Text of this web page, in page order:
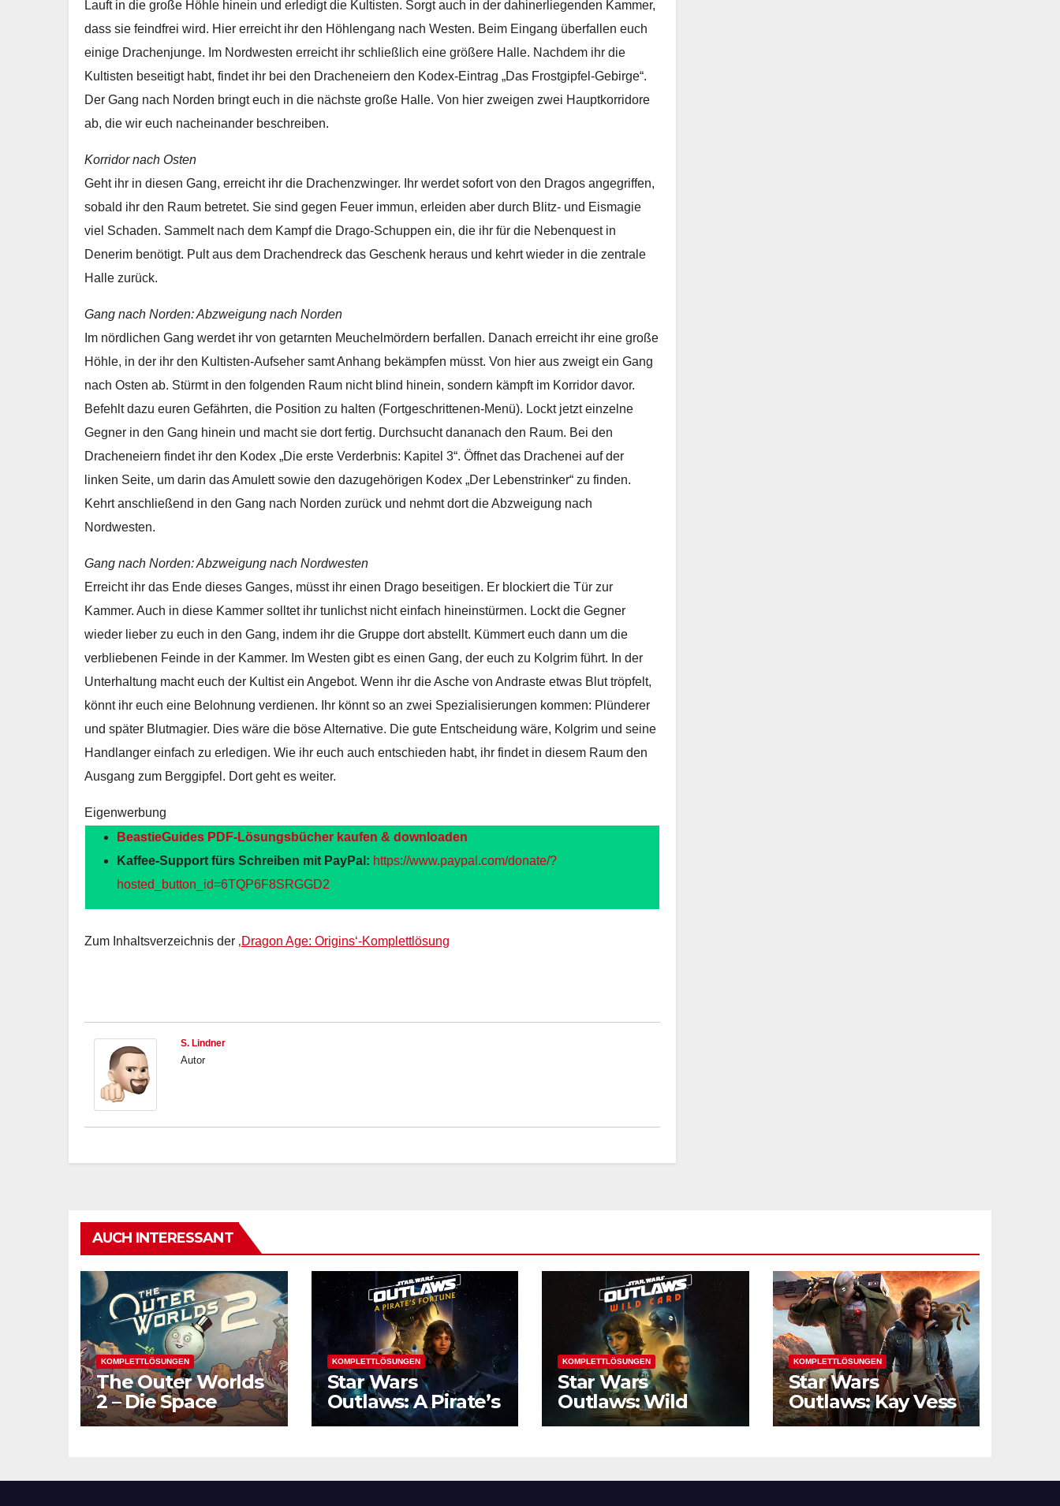
Lauft in die große Höhle hinein und erledigt die Kultisten. Sorgt auch in der dahinerliegenden Kammer,
dass sie feindfrei wird. Hier erreicht ihr den Höhlengang nach Westen. Beim Eingang überfallen euch
einige Drachenjunge. Im Nordwesten erreicht ihr schließlich eine größere Halle. Nachdem ihr die
Kultisten beseitigt habt, findet ihr bei den Dracheneiern den Kodex-Eintrag „Das Frostgipfel-Gebirge“.
Der Gang nach Norden bringt euch in die nächste große Halle. Von hier zweigen zwei Hauptkorridore
ab, die wir euch nacheinander beschreiben.
Korridor nach Osten
Geht ihr in diesen Gang, erreicht ihr die Drachenzwinger. Ihr werdet sofort von den Dragos angegriffen,
sobald ihr den Raum betretet. Sie sind gegen Feuer immun, erleiden aber durch Blitz- und Eismagie
viel Schaden. Sammelt nach dem Kampf die Drago-Schuppen ein, die ihr für die Nebenquest in
Denerim benötigt. Pult aus dem Drachendreck das Geschenk heraus und kehrt wieder in die zentrale
Halle zurück.
Gang nach Norden: Abzweigung nach Norden
Im nördlichen Gang werdet ihr von getarnten Meuchelmördern berfallen. Danach erreicht ihr eine große
Höhle, in der ihr den Kultisten-Aufseher samt Anhang bekämpfen müsst. Von hier aus zweigt ein Gang
nach Osten ab. Stürmt in den folgenden Raum nicht blind hinein, sondern kämpft im Korridor davor.
Befehlt dazu euren Gefährten, die Position zu halten (Fortgeschrittenen-Menü). Lockt jetzt einzelne
Gegner in den Gang hinein und macht sie dort fertig. Durchsucht dananach den Raum. Bei den
Dracheneiern findet ihr den Kodex „Die erste Verderbnis: Kapitel 3“. Öffnet das Drachenei auf der
linken Seite, um darin das Amulett sowie den dazugehörigen Kodex „Der Lebenstrinker“ zu finden.
Kehrt anschließend in den Gang nach Norden zurück und nehmt dort die Abzweigung nach
Nordwesten.
Gang nach Norden: Abzweigung nach Nordwesten
Erreicht ihr das Ende dieses Ganges, müsst ihr einen Drago beseitigen. Er blockiert die Tür zur
Kammer. Auch in diese Kammer solltet ihr tunlichst nicht einfach hineinstürmen. Lockt die Gegner
wieder lieber zu euch in den Gang, indem ihr die Gruppe dort abstellt. Kümmert euch dann um die
verbliebenen Feinde in der Kammer. Im Westen gibt es einen Gang, der euch zu Kolgrim führt. In der
Unterhaltung macht euch der Kultist ein Angebot. Wenn ihr die Asche von Andraste etwas Blut tröpfelt,
könnt ihr euch eine Belohnung verdienen. Ihr könnt so an zwei Spezialisierungen kommen: Plünderer
und später Blutmagier. Dies wäre die böse Alternative. Die gute Entscheidung wäre, Kolgrim und seine
Handlanger einfach zu erledigen. Wie ihr euch auch entschieden habt, ihr findet in diesem Raum den
Ausgang zum Berggipfel. Dort geht es weiter.
Eigenwerbung
BeastieGuides PDF-Lösungsbücher kaufen & downloaden
Kaffee-Support fürs Schreiben mit PayPal: https://www.paypal.com/donate/?
hosted_button_id=6TQP6F8SRGGD2
Zum Inhaltsverzeichnis der ‚Dragon Age: Origins‘-Komplettlösung
S. Lindner
Autor
AUCH INTERESSANT
KOMPLETTLÖSUNGEN
The Outer Worlds
2 – Die Space
Odyssey geht
KOMPLETTLÖSUNGEN
Star Wars
Outlaws: A Pirate’s
Fortune
KOMPLETTLÖSUNGEN
Star Wars
Outlaws: Wild
Card
KOMPLETTLÖSUNGEN
Star Wars
Outlaws: Kay Vess
und die